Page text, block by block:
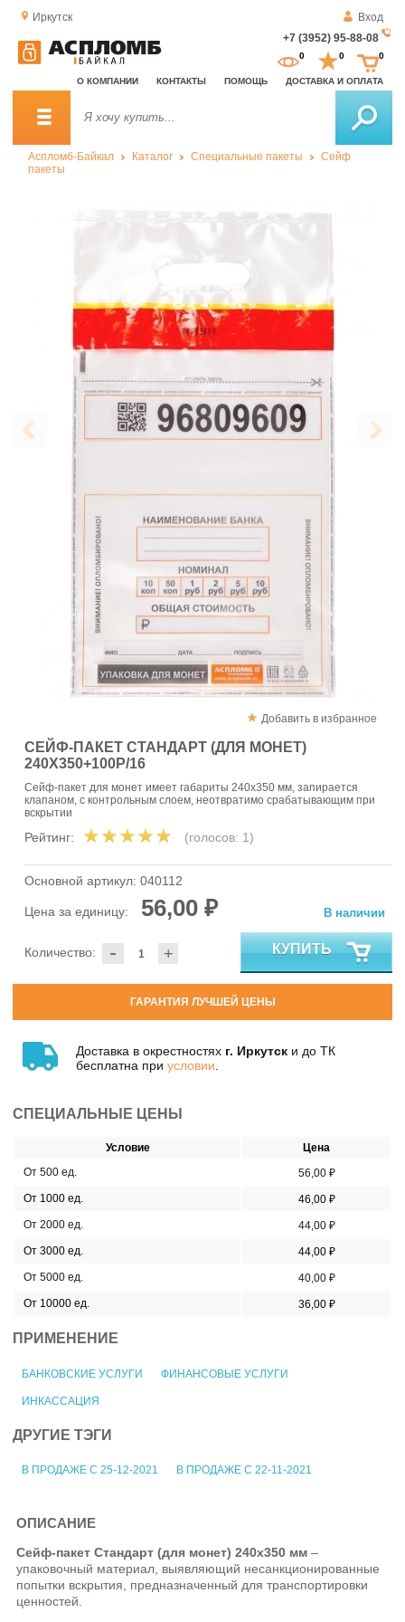
Иркутск
Вход
+7 (3952) 95-88-08
О КОМПАНИИ КОНТАКТЫ ПОМОЩЬ ДОСТАВКА И ОПЛАТА
0 0 0
Аспломб-Байкал Каталог Специальные пакеты
Сейф
пакеты
Добавить в избранное
СЕЙФ-ПАКЕТ CТАНДАРТ (ДЛЯ МОНЕТ)
240X350+100Р/16
Сейф-пакет для монет имеет габариты 240x350 мм, запирается
клапаном, с контрольным слоем, неотвратимо срабатывающим при
вскрытии
Рейтинг: (голосов: 1)
Основной артикул: 040112
Цена за единицу: 56,00 ₽
- +
Количество:
В наличии
КУПИТЬ
ГАРАНТИЯ ЛУЧШЕЙ ЦЕНЫ
Доставка в окрестностях г. Иркутск и до ТК
бесплатна при условии
СПЕЦИАЛЬНЫЕ ЦЕНЫ
Условие
Цена
От 500 ед.
56,00 ₽
От 1000 ед.
46,00 ₽
От 2000 ед.
44,00 ₽
От 3000 ед.
44,00 ₽
От 5000 ед.
40,00 ₽
От 10000 ед.
36,00 ₽
ПРИМЕНЕНИЕ
БАНКОВСКИЕ УСЛУГИ ФИНАНСОВЫЕ УСЛУГИ
ИНКАССАЦИЯ
ДРУГИЕ ТЭГИ
В ПРОДАЖЕ С 25-12-2021 В ПРОДАЖЕ С 22-11-2021
ОПИСАНИЕ
Сейф-пакет Стандарт (для монет) 240x350 мм –
упаковочный материал, выявляющий несанкционированные
попытки вскрытия, предназначенный для транспортировки
ценностей.